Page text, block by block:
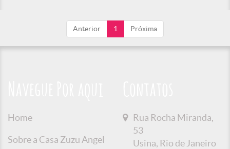
Anterior 1 Próxima
Home
Sobre a Casa Zuzu Angel
Rua Rocha Miranda,
53
Usina, Rio de Janeiro